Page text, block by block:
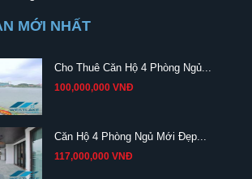
MỚI NHẤT
Cho Thuê Căn Hộ 4 Phòng Ngủ...
100,000,000 VNĐ
Căn Hộ 4 Phòng Ngủ Mới Đẹp...
117,000,000 VNĐ